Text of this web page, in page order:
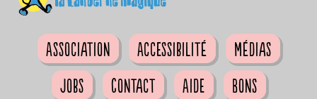
Association Accessibilité
Médias
Jobs
Contact Aide
Bons